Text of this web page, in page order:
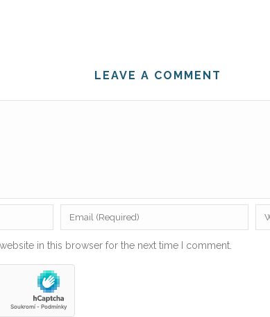
LEAVE A COMMENT
in this browser for the next time I comment.